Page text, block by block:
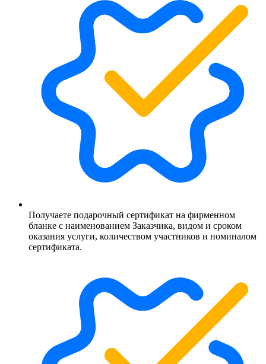
Получаете подарочный сертификат на фирменном
бланке с наименованием Заказчика, видом и сроком
оказания услуги, количеством участников и номиналом
сертификата.